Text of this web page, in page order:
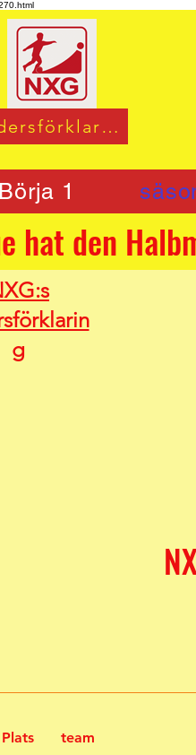
Hedersförklaring
Börja 1
g
Plats team